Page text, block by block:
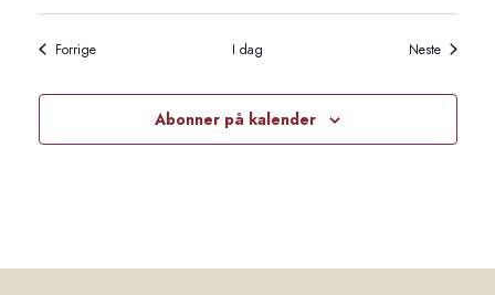
ForrigeArrangementer I dag Neste
Abonner på kalender